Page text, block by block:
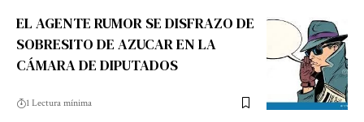
EL AGENTE RUMOR SE DISFRAZO DE
SOBRESITO DE AZUCAR EN LA
CÁMARA DE DIPUTADOS
1 Lectura mínima